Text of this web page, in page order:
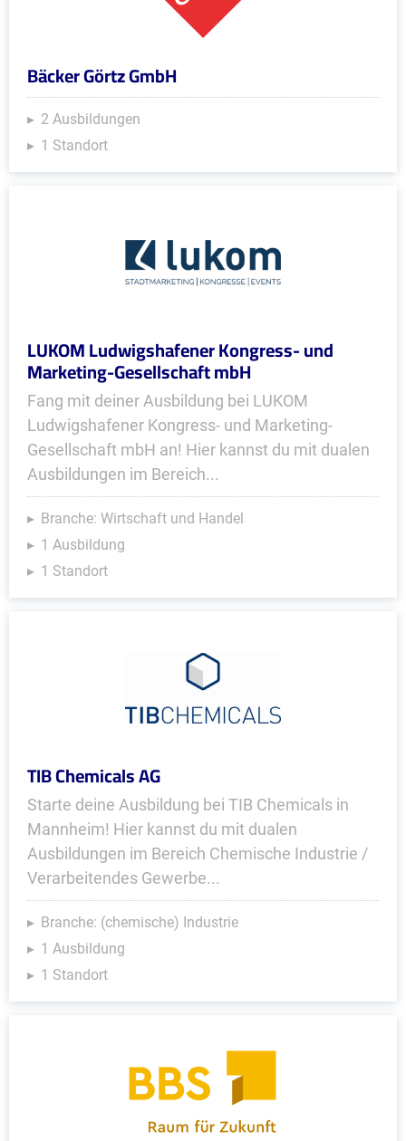
Bäcker Görtz GmbH
2 Ausbildungen
1 Standort
LUKOM Ludwigshafener Kongress- und
Marketing-Gesellschaft mbH
Fang mit deiner Ausbildung bei LUKOM
Ludwigshafener Kongress- und Marketing-
Gesellschaft mbH an! Hier kannst du mit dualen
Ausbildungen im Bereich...
Branche: Wirtschaft und Handel
1 Ausbildung
1 Standort
TIB Chemicals AG
Starte deine Ausbildung bei TIB Chemicals in
Mannheim! Hier kannst du mit dualen
Ausbildungen im Bereich Chemische Industrie /
Verarbeitendes Gewerbe...
Branche: (chemische) Industrie
1 Ausbildung
1 Standort